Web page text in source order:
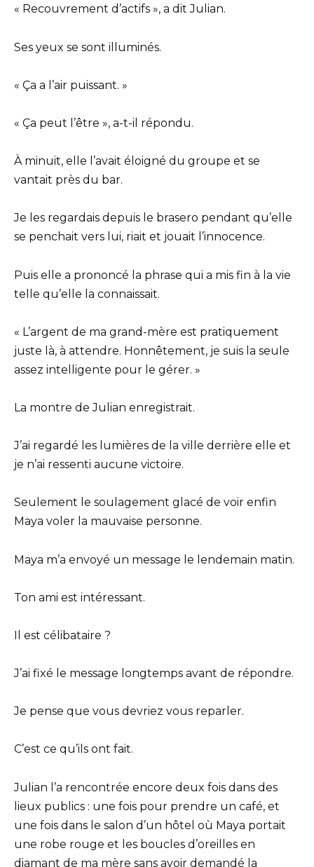
« Recouvrement d’actifs », a dit Julian.
Ses yeux se sont illuminés.
« Ça a l’air puissant. »
« Ça peut l’être », a-t-il répondu.
À minuit, elle l’avait éloigné du groupe et se
vantait près du bar.
Je les regardais depuis le brasero pendant qu’elle
se penchait vers lui, riait et jouait l’innocence.
Puis elle a prononcé la phrase qui a mis fin à la vie
telle qu’elle la connaissait.
« L’argent de ma grand-mère est pratiquement
juste là, à attendre. Honnêtement, je suis la seule
assez intelligente pour le gérer. »
La montre de Julian enregistrait.
J’ai regardé les lumières de la ville derrière elle et
je n’ai ressenti aucune victoire.
Seulement le soulagement glacé de voir enfin
Maya voler la mauvaise personne.
Maya m’a envoyé un message le lendemain matin.
Ton ami est intéressant.
Il est célibataire ?
J’ai fixé le message longtemps avant de répondre.
Je pense que vous devriez vous reparler.
C’est ce qu’ils ont fait.
Julian l’a rencontrée encore deux fois dans des
lieux publics : une fois pour prendre un café, et
une fois dans le salon d’un hôtel où Maya portait
une robe rouge et les boucles d’oreilles en
diamant de ma mère sans avoir demandé la